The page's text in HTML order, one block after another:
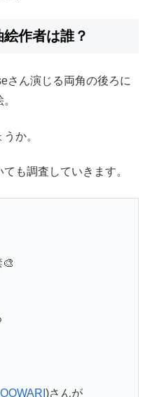
作者は誰？
さん演じる両角の後ろに
か。
も調査していきます。
)さんが